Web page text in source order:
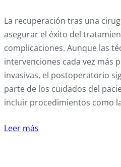
La recuperación tras una
asegurar el éxito del
complicaciones. Aunque las
intervenciones cada vez más
invasivas, el postoperatorio
parte de los cuidados del
incluir procedimientos como
Leer más